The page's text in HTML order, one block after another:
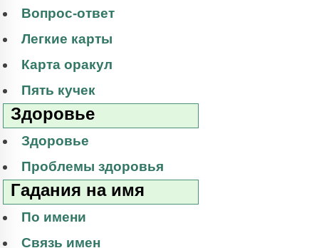
Вопрос-ответ
Легкие карты
Карта оракул
Пять кучек
Здоровье
Здоровье
Проблемы здоровья
Гадания на имя
По имени
Связь имен